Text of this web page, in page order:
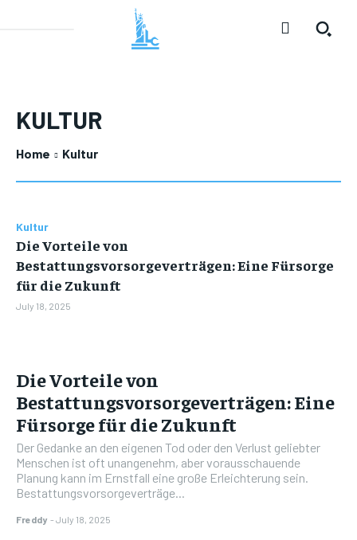
KULTUR
Home Kultur
Kultur
Die Vorteile von
Bestattungsvorsorgeverträgen: Eine Fürsorge
für die Zukunft
July 18, 2025
Die Vorteile von
Bestattungsvorsorgeverträgen: Eine
Fürsorge für die Zukunft
Der Gedanke an den eigenen Tod oder den Verlust geliebter
Menschen ist oft unangenehm, aber vorausschauende
Planung kann im Ernstfall eine große Erleichterung sein.
Bestattungsvorsorgeverträge...
Freddy - July 18, 2025